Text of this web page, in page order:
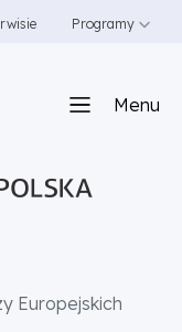
Programy
Menu
Europejskich